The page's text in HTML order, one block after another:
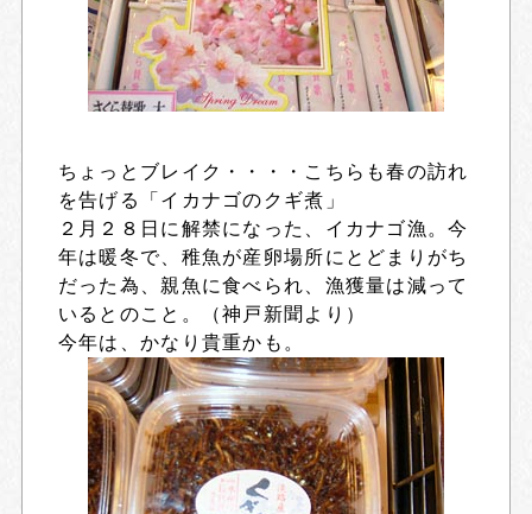
ちょっとブレイク・・・・こちらも春の訪れ
を告げる「イカナゴのクギ煮」
２月２８日に解禁になった、イカナゴ漁。今
年は暖冬で、稚魚が産卵場所にとどまりがち
だった為、親魚に食べられ、漁獲量は減って
いるとのこと。（神戸新聞より）
今年は、かなり貴重かも。